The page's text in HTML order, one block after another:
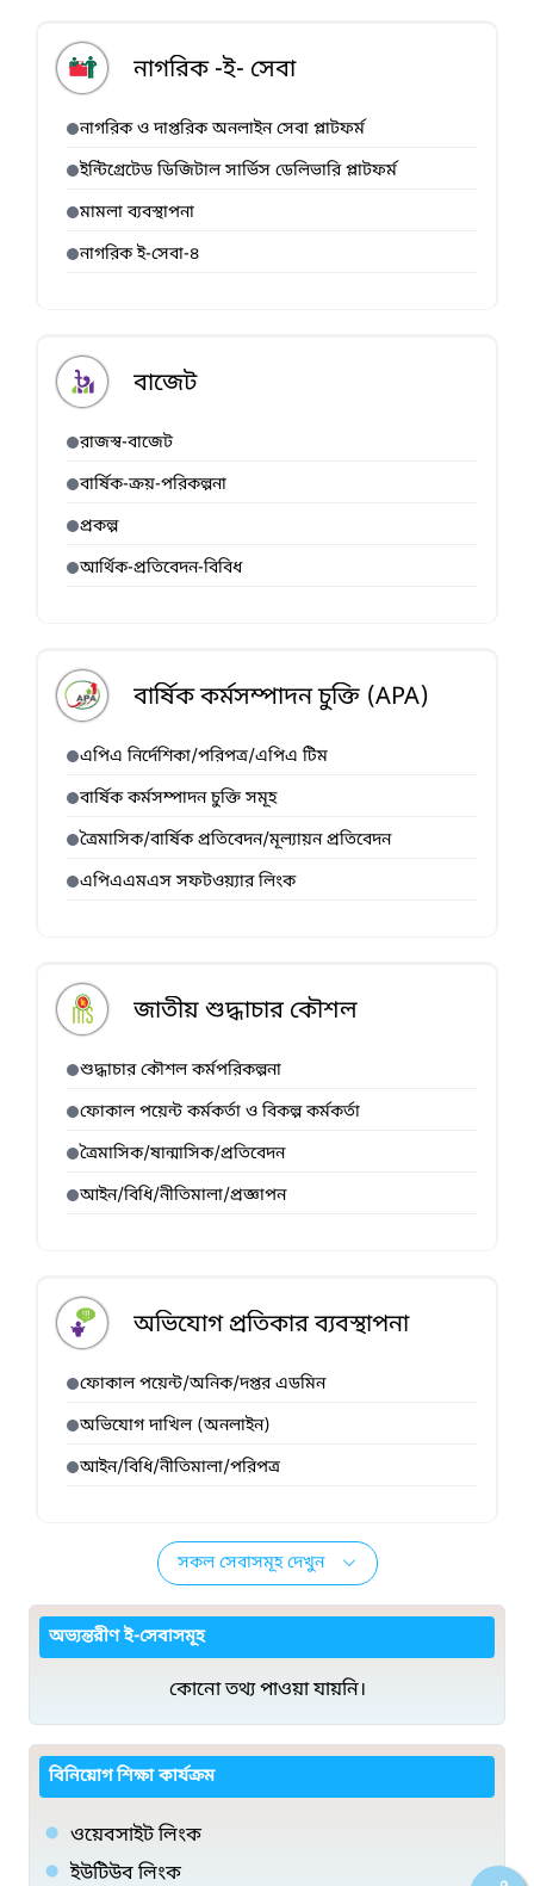
নাগরিক -ই- সেবা
নাগরিক ও দাপ্তরিক অনলাইন সেবা প্লাটফর্ম
ইন্টিগ্রেটেড ডিজিটাল সার্ভিস ডেলিভারি প্লাটফর্ম
মামলা ব্যবস্থাপনা
নাগরিক ই-সেবা-৪
বাজেট
রাজস্ব-বাজেট
বার্ষিক-ক্রয়-পরিকল্পনা
প্রকল্প
আর্থিক-প্রতিবেদন-বিবিধ
বার্ষিক কর্মসম্পাদন চুক্তি (APA)
এপিএ নির্দেশিকা/পরিপত্র/এপিএ টিম
বার্ষিক কর্মসম্পাদন চুক্তি সমূহ
ত্রৈমাসিক/বার্ষিক প্রতিবেদন/মূল্যায়ন প্রতিবেদন
এপিএএমএস সফটওয়্যার লিংক
জাতীয় শুদ্ধাচার কৌশল
শুদ্ধাচার কৌশল কর্মপরিকল্পনা
ফোকাল পয়েন্ট কর্মকর্তা ও বিকল্প কর্মকর্তা
ত্রৈমাসিক/ষান্মাসিক/প্রতিবেদন
আইন/বিধি/নীতিমালা/প্রজ্ঞাপন
অভিযোগ প্রতিকার ব্যবস্থাপনা
ফোকাল পয়েন্ট/অনিক/দপ্তর এডমিন
অভিযোগ দাখিল (অনলাইন)
আইন/বিধি/নীতিমালা/পরিপত্র
সকল সেবাসমূহ দেখুন
অভ্যন্তরীণ ই-সেবাসমূহ
কোনো তথ্য পাওয়া যায়নি।
বিনিয়োগ শিক্ষা কার্যক্রম
ওয়েবসাইট লিংক
ইউটিউব লিংক